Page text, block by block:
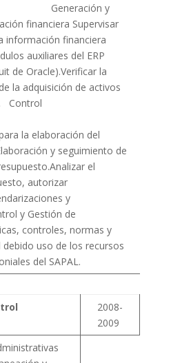
y
financiera Supervisar
información financiera
auxiliares del ERP
de Oracle).Verificar la
la adquisición de activos
Control
la elaboración del
y seguimiento de
el
autorizar
y
y Gestión de
controles, normas y
uso de los recursos
del SAPAL.
2008-
2009